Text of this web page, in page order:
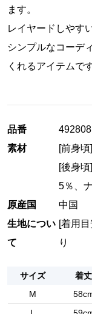
ます。
レイヤードしやす
シンプルなコーデ
くれるアイテムです
品番
492808
素材
[前身
[後身
5％、
原産国
中国
生地につい
て
[着用
り
サイズ 着丈
M